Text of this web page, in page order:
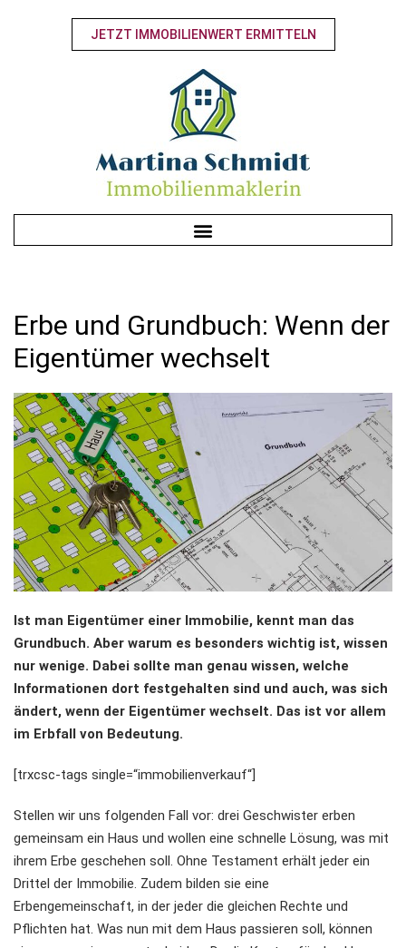
JETZT IMMOBILIENWERT ERMITTELN
Erbe und Grundbuch: Wenn der
Eigentümer wechselt
Ist man Eigentümer einer Immobilie, kennt man das
Grundbuch. Aber warum es besonders wichtig ist, wissen
nur wenige. Dabei sollte man genau wissen, welche
Informationen dort festgehalten sind und auch, was sich
ändert, wenn der Eigentümer wechselt. Das ist vor allem
im Erbfall von Bedeutung.
[trxcsc-tags single=“immobilienverkauf“]
Stellen wir uns folgenden Fall vor: drei Geschwister erben
gemeinsam ein Haus und wollen eine schnelle Lösung, was mit
ihrem Erbe geschehen soll. Ohne Testament erhält jeder ein
Drittel der Immobilie. Zudem bilden sie eine
Erbengemeinschaft, in der jeder die gleichen Rechte und
Pflichten hat. Was nun mit dem Haus passieren soll, können